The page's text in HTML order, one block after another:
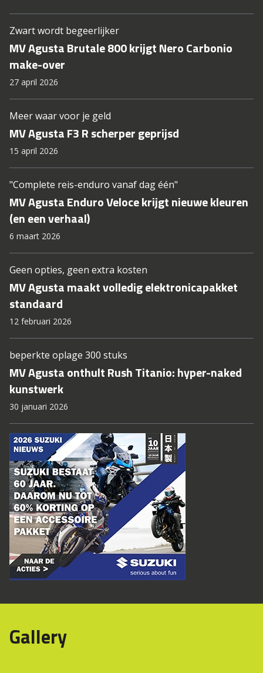
Zwart wordt begeerlijker
MV Agusta Brutale 800 krijgt Nero Carbonio
make-over
27 april 2026
Meer waar voor je geld
MV Agusta F3 R scherper geprijsd
15 april 2026
"Complete reis-enduro vanaf dag één"
MV Agusta Enduro Veloce krijgt nieuwe kleuren
(en een verhaal)
6 maart 2026
Geen opties, geen extra kosten
MV Agusta maakt volledig elektronicapakket
standaard
12 februari 2026
beperkte oplage 300 stuks
MV Agusta onthult Rush Titanio: hyper-naked
kunstwerk
30 januari 2026
Gallery